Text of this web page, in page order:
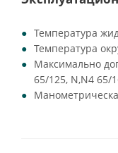
Температура
Температура
Максимально
65/125, N,N4 65/